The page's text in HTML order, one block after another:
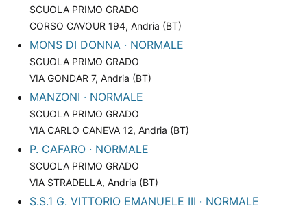
SCUOLA PRIMO GRADO
CORSO CAVOUR 194, Andria (BT)
MONS DI DONNA · NORMALE
SCUOLA PRIMO GRADO
VIA GONDAR 7, Andria (BT)
MANZONI · NORMALE
SCUOLA PRIMO GRADO
VIA CARLO CANEVA 12, Andria (BT)
P. CAFARO · NORMALE
SCUOLA PRIMO GRADO
VIA STRADELLA, Andria (BT)
S.S.1 G. VITTORIO EMANUELE III · NORMALE